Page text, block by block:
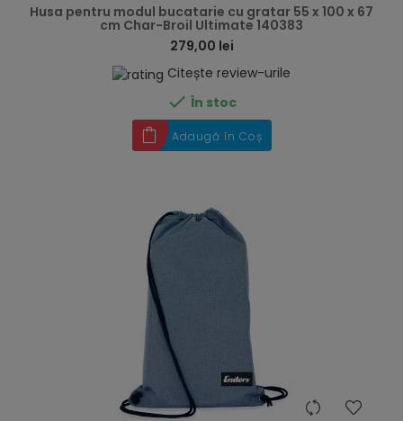
Husa pentru modul bucatarie cu gratar 55 x 100 x 67
cm Char-Broil Ultimate 140383
279,00 lei
Citește review-urile
 În stoc
Adaugă în Coș